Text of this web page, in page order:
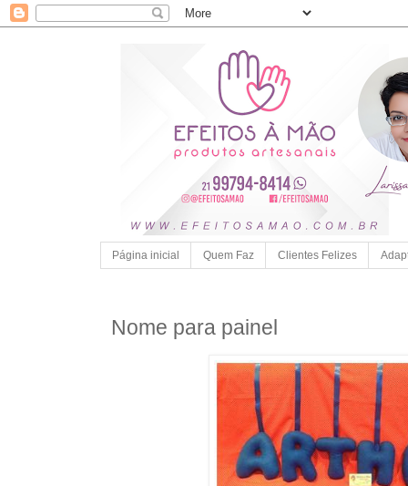
Página inicial Quem Faz Clientes Felizes
Nome para painel